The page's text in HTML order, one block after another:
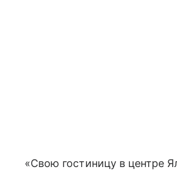
«Свою гостиницу в центре